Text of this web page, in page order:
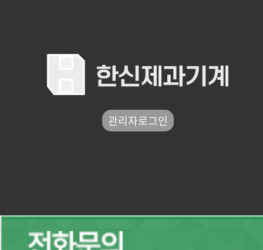
관리자로그인